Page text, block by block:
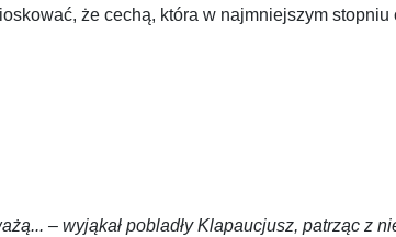
że cechą, która w najmniejszym
– wyjąkał pobladły Klapaucjusz, patrząc z